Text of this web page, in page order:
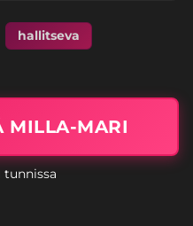
hallitseva
MILLA-MARI
tunnissa